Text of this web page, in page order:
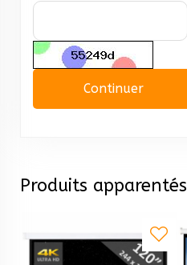
Continuer
Produits apparentés